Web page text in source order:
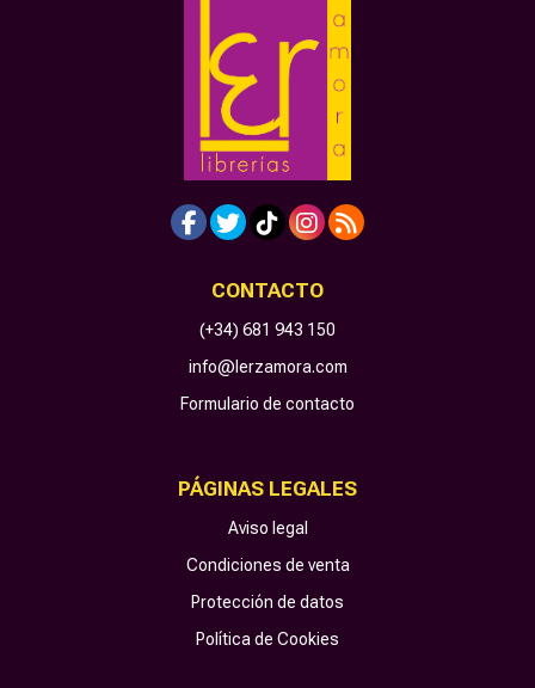
CONTACTO
(+34) 681 943 150
info@lerzamora.com
Formulario de contacto
PÁGINAS LEGALES
Aviso legal
Condiciones de venta
Protección de datos
Política de Cookies